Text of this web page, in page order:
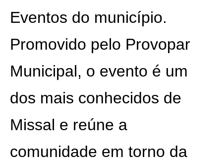
Eventos do município.
Promovido pelo Provopar
Municipal, o evento é um
dos mais conhecidos de
Missal e reúne a
comunidade em torno da